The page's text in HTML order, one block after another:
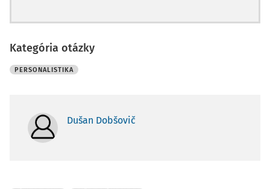
Kategória otázky
PERSONALISTIKA
Dušan Dobšovič